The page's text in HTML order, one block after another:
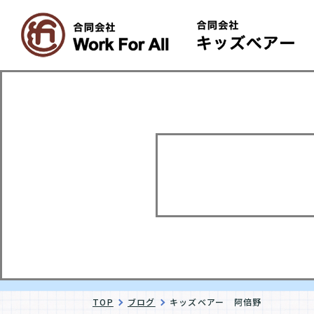
TOP ブログ キッズベアー 阿倍野